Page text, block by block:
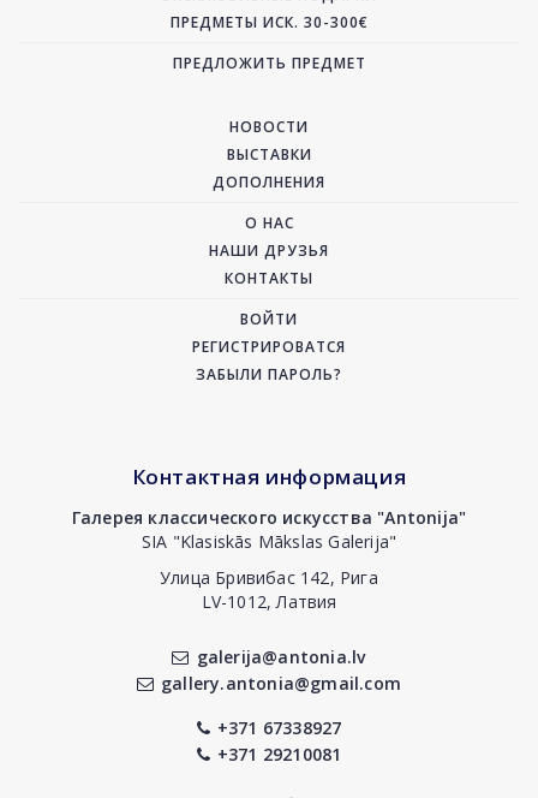
ПРЕДМЕТЫ ИСК. 30-300€
ПРЕДЛОЖИТЬ ПРЕДМЕТ
НОВОСТИ
ВЫСТАВКИ
ДОПОЛНЕНИЯ
О НАС
НАШИ ДРУЗЬЯ
КОНТАКТЫ
ВОЙТИ
РЕГИСТРИРОВАТСЯ
ЗАБЫЛИ ПАРОЛЬ?
Контактная информация
Галерея классического искусства "Antonija"
SIA "Klasiskās Mākslas Galerija"
Улица Бривибас 142, Рига
LV-1012, Латвия
galerija@antonia.lv
gallery.antonia@gmail.com
+371 67338927
+371 29210081